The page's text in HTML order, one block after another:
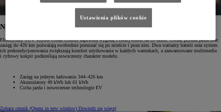
Nowy Urban Cruiser
Elektryczny SUV Toyota Urban Cruiser zapewnia wygodę i efektywność na co dzień. Cicha, płynna jazda oraz
zasięg do 426 km pozwalają swobodnie poruszać się po mieście i poza nim. Dwa warianty baterii oraz system
ich prekondycjonowania zwiększają komfort użytkowania w każdych warunkach, a zaawansowane multimedia
i cyfrowy kokpit podkreślają nowoczesny charakter modelu.
Zasięg na jednym ładowaniu 344–426 km
Akumulatory 49 kWh lub 61 kWh
Cicha jazda i nowoczesne technologie EV
Zobacz cennik (Opens in new window) Dowiedz się więcej
Ustawienia plików cookie